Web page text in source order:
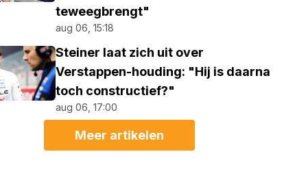
teweegbrengt"
aug 06, 15:18
Steiner laat zich uit over
Verstappen-houding: "Hij is daarna
toch constructief?"
aug 06, 17:00
Meer artikelen